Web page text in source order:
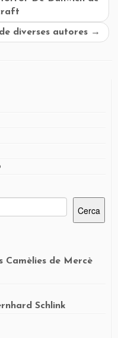
diverses autores →
Cerca
Camèlies de Mercè
Schlink